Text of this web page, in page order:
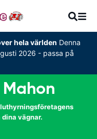
hela världen Denna
2026 - passa på
vägnar.